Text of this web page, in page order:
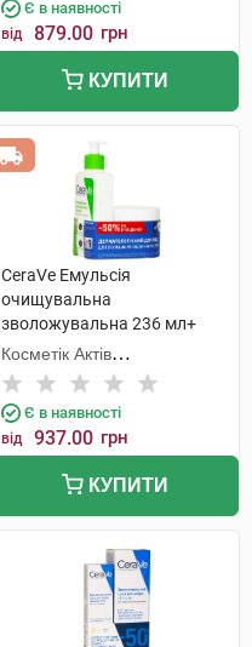
Є в наявності
від 879.00 грн
КУПИТИ
CeraVe Емульсія
очищувальна
зволожувальна 236 мл+
крем зволожувальний 340
мл 1 набір
Косметік Актів
Інтернаціональ
Є в наявності
від 937.00 грн
КУПИТИ